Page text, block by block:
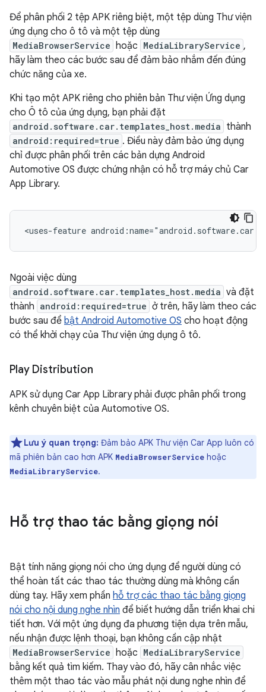
Để phân phối 2 tệp APK riêng biệt, một tệp dùng Thư viện
ứng dụng cho ô tô và một tệp dùng
MediaBrowserService hoặc MediaLibraryService ,
hãy làm theo các bước sau để đảm bảo nhắm đến đúng
chức năng của xe.
Khi tạo một APK riêng cho phiên bản Thư viện Ứng dụng
cho Ô tô của ứng dụng, bạn phải đặt
android.software.car.templates_host.media thành
android:required=true . Điều này đảm bảo ứng dụng
chỉ được phân phối trên các bản dựng Android
Automotive OS được chứng nhận có hỗ trợ máy chủ Car
App Library.
<uses-feature
Ngoài việc dùng
android.software.car.templates_host.media và đặt
thành android:required=true ở trên, hãy làm theo các
bước sau để bật Android Automotive OS cho hoạt động
có thể khởi chạy của Thư viện ứng dụng ô tô.
Play Distribution
APK sử dụng Car App Library phải được phân phối trong
kênh chuyên biệt của Automotive OS.
Lưu ý quan trọng: Đảm bảo APK Thư viện Car App luôn có
mã phiên bản cao hơn APK MediaBrowserService hoặc
MediaLibraryService.
Hỗ trợ thao tác bằng giọng nói
Bật tính năng giọng nói cho ứng dụng để người dùng có
thể hoàn tất các thao tác thường dùng mà không cần
dùng tay. Hãy xem phần hỗ trợ các thao tác bằng giọng
nói cho nội dung nghe nhìn để biết hướng dẫn triển khai chi
tiết hơn. Với một ứng dụng đa phương tiện dựa trên mẫu,
nếu nhận được lệnh thoại, bạn không cần cập nhật
MediaBrowserService hoặc MediaLibraryService
bằng kết quả tìm kiếm. Thay vào đó, hãy cân nhắc việc
thêm một thao tác vào mẫu phát nội dung nghe nhìn để